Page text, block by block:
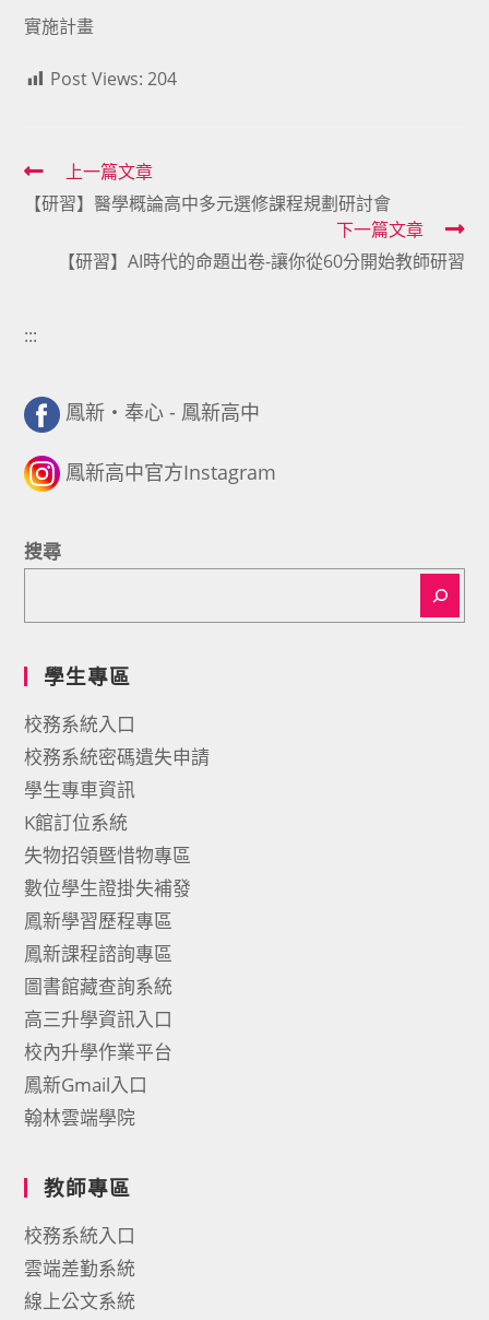
實施計畫
Post Views: 204
Read
more
上一篇文章
【研習】醫學概論高中多元選修課程規劃研討會
下一篇文章
【研習】AI時代的命題出卷-讓你從60分開始教師研習
:::
鳳新・奉心 - 鳳新高中
鳳新高中官方Instagram
搜尋
學生專區
校務系統入口
校務系統密碼遺失申請
學生專車資訊
K館訂位系統
失物招領暨惜物專區
數位學生證掛失補發
鳳新學習歷程專區
鳳新課程諮詢專區
圖書館藏查詢系統
高三升學資訊入口
校內升學作業平台
鳳新Gmail入口
翰林雲端學院
教師專區
校務系統入口
雲端差勤系統
線上公文系統